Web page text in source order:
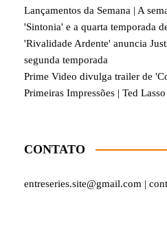
Lançamentos da Semana | A
'Sintonia' e a quarta temporada
'Rivalidade Ardente' anuncia
segunda temporada
Prime Video divulga trailer de
Primeiras Impressões | Ted
CONTATO
entreseries.site@gmail.com |